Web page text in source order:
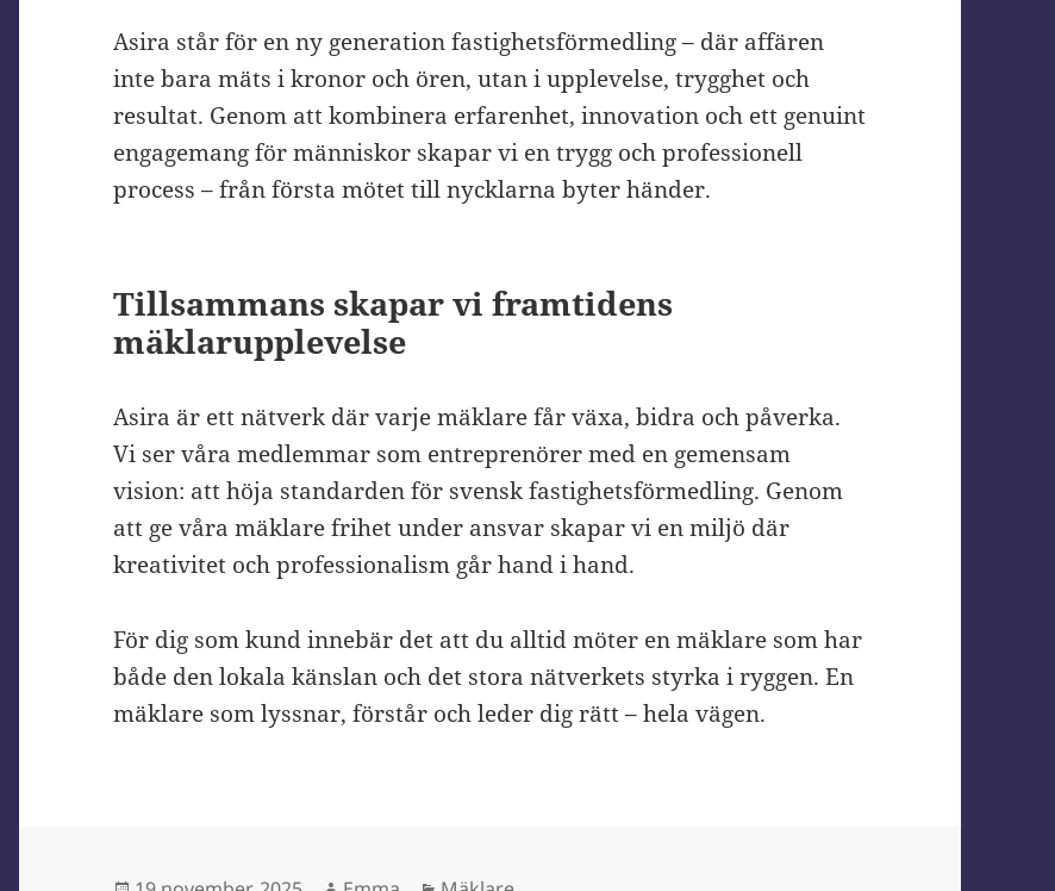
Asira står för en ny generation fastighetsförmedling – där affären
inte bara mäts i kronor och ören, utan i upplevelse, trygghet och
resultat. Genom att kombinera erfarenhet, innovation och ett genuint
engagemang för människor skapar vi en trygg och professionell
process – från första mötet till nycklarna byter händer.
Tillsammans skapar vi framtidens
mäklarupplevelse
Asira är ett nätverk där varje mäklare får växa, bidra och påverka.
Vi ser våra medlemmar som entreprenörer med en gemensam
vision: att höja standarden för svensk fastighetsförmedling. Genom
att ge våra mäklare frihet under ansvar skapar vi en miljö där
kreativitet och professionalism går hand i hand.
För dig som kund innebär det att du alltid möter en mäklare som har
både den lokala känslan och det stora nätverkets styrka i ryggen. En
mäklare som lyssnar, förstår och leder dig rätt – hela vägen.